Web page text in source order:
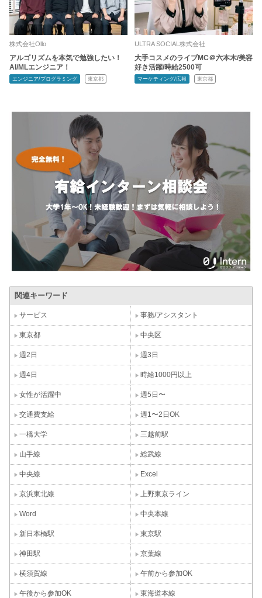
株式会社Ollo
アルゴリズムを本気で勉強したい！
AI/MLエンジニア！
エンジニア/プログラミング 東京都
ULTRA SOCIAL株式会社
大手コスメのライブMC＠六本木/美容
好き活躍/時給2500可
マーケティング/広報 東京都
関連キーワード
サービス 事務/アシスタント
東京都 中央区
週2日 週3日
週4日 時給1000円以上
女性が活躍中 週5日〜
交通費支給 週1〜2日OK
一橋大学 三越前駅
山手線 総武線
中央線 Excel
京浜東北線 上野東京ライン
Word 中央本線
新日本橋駅 東京駅
神田駅 京葉線
横須賀線 午前から参加OK
午後から参加OK 東海道本線